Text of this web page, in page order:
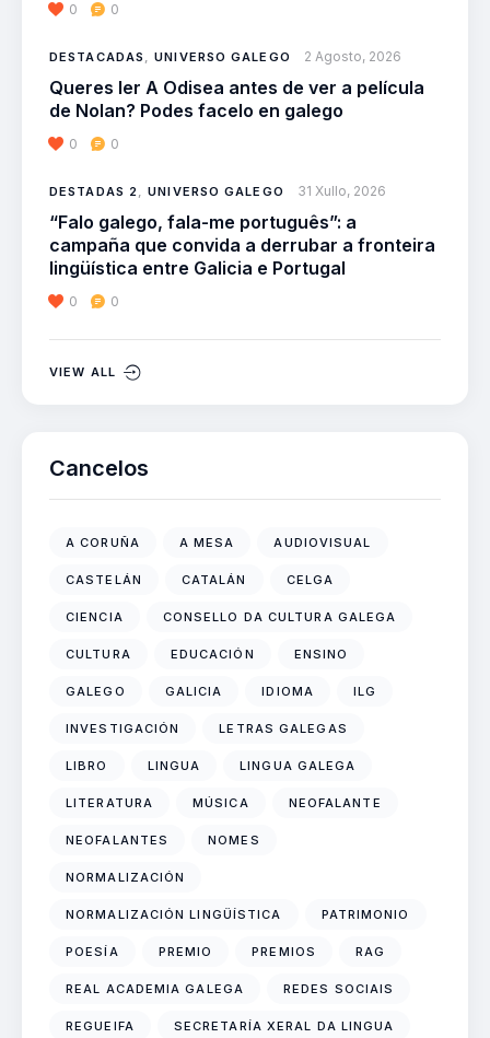
0 0
DESTACADAS ,UNIVERSO GALEGO 2 Agosto, 2026
Queres ler A Odisea antes de ver a película
de Nolan? Podes facelo en galego
0 0
DESTADAS 2,UNIVERSO GALEGO 31 Xullo, 2026
“Falo galego, fala-me português”: a
campaña que convida a derrubar a fronteira
lingüística entre Galicia e Portugal
0 0
VIEW ALL
Cancelos
A CORUÑA A MESA AUDIOVISUAL
CASTELÁN CATALÁN CELGA
CIENCIA CONSELLO DA CULTURA GALEGA
CULTURA EDUCACIÓN ENSINO
GALEGO GALICIA IDIOMA ILG
INVESTIGACIÓN LETRAS GALEGAS
LIBRO LINGUA LINGUA GALEGA
LITERATURA MÚSICA NEOFALANTE
NEOFALANTES NOMES
NORMALIZACIÓN
NORMALIZACIÓN LINGÜÍSTICA PATRIMONIO
POESÍA PREMIO PREMIOS RAG
REAL ACADEMIA GALEGA REDES SOCIAIS
REGUEIFA SECRETARÍA XERAL DA LINGUA